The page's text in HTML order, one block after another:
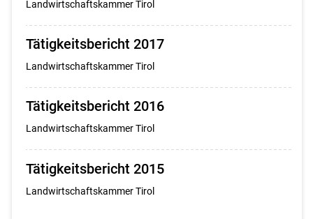
Landwirtschaftskammer Tirol
Tätigkeitsbericht 2017
Landwirtschaftskammer Tirol
Tätigkeitsbericht 2016
Landwirtschaftskammer Tirol
Tätigkeitsbericht 2015
Landwirtschaftskammer Tirol